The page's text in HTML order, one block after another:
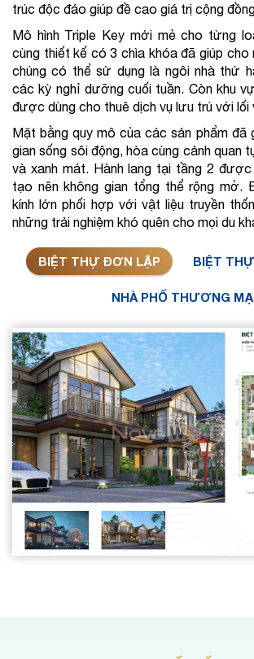
trúc độc đáo giúp đề cao giá trị cộng
Mô hình Triple Key mới mẻ cho từng
cùng thiết kế có 3 chìa khóa đã giúp cho
chúng có thể sử dụng là ngôi nhà thứ
các kỳ nghỉ dưỡng cuối tuần. Còn khu
được dùng cho thuê dịch vụ lưu trú với lối
Mặt bằng quy mô của các sản phẩm đã
gian sống sôi động, hòa cùng cảnh quan
và xanh mát. Hành lang tại tầng 2
tạo nên không gian tổng thể rộng mở.
kính lớn phối hợp với vật liệu truyền
những trải nghiệm khó quên cho mọi du
BIỆT THỰ ĐƠN LẬP BIỆT
NHÀ PHỐ THƯƠNG